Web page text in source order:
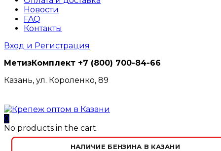
Новости
FAQ
Контакты
Вход и Регистрация
МетизКомплект +7 (800) 700-84-66
Казань, ул. Короленко, 89
0
No products in the cart.
НАЛИЧИЕ БЕНЗИНА В КАЗАНИ